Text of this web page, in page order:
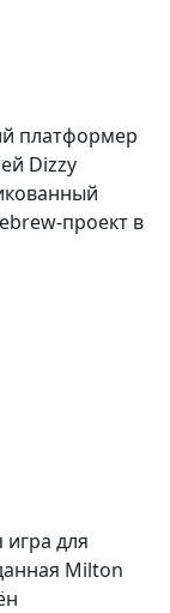
платформер
Dizzy
проект в
для
Milton